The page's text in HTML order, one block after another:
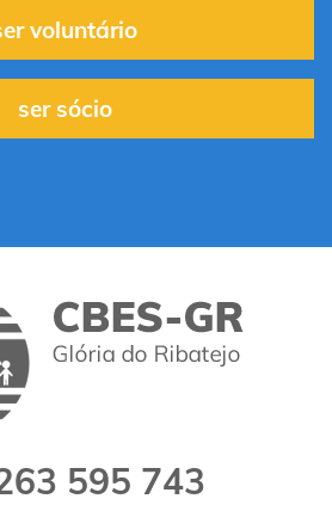
voluntário
ser sócio
595 743